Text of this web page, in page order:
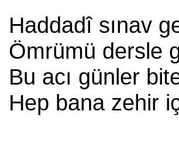
Haddadî sınav
Ömrümü dersle
Bu acı günler
Hep bana zehir